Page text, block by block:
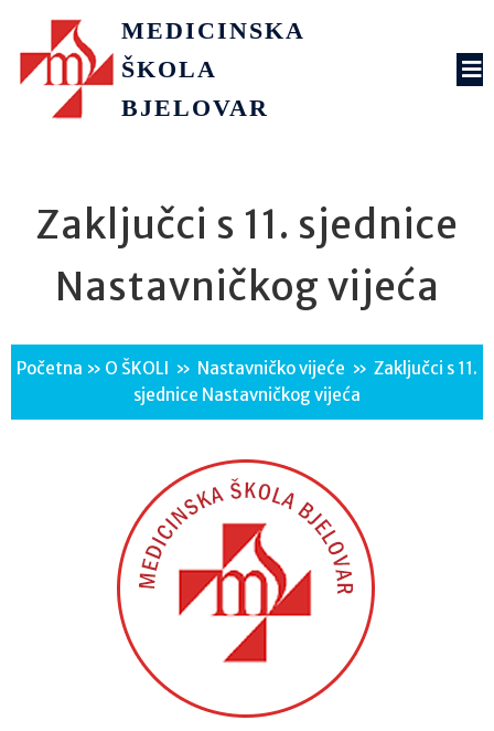
MEDICINSKA
ŠKOLA
BJELOVAR
Zaključci s 11. sjednice
Nastavničkog vijeća
Početna » O ŠKOLI » Nastavničko vijeće » Zaključci s 11.
sjednice Nastavničkog vijeća